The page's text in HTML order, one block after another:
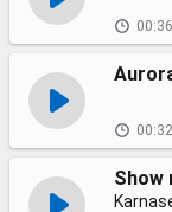
00:36
00:32
Show